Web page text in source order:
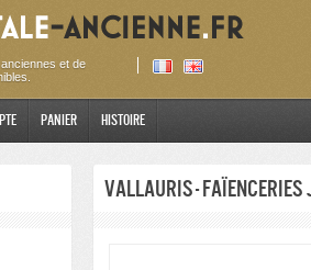
et de
Panier Histoire
Vallauris - Faïenceries